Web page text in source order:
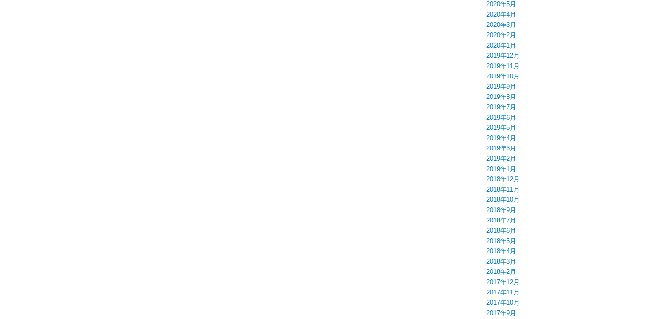
2020年5月
2020年4月
2020年3月
2020年2月
2020年1月
2019年12月
2019年11月
2019年10月
2019年9月
2019年8月
2019年7月
2019年6月
2019年5月
2019年4月
2019年3月
2019年2月
2019年1月
2018年12月
2018年11月
2018年10月
2018年9月
2018年7月
2018年6月
2018年5月
2018年4月
2018年3月
2018年2月
2017年12月
2017年11月
2017年10月
2017年9月